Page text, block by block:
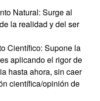
Natural: Surge al
la realidad y del ser
Científico: Supone la
aplicando el rigor de
hasta ahora, sin caer
científica/opinión de